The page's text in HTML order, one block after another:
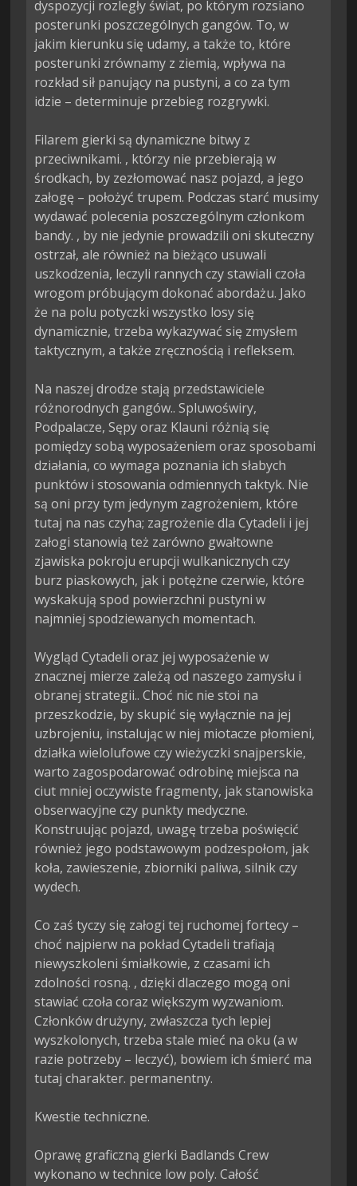
dyspozycji rozległy świat, po którym rozsiano
posterunki poszczególnych gangów. To, w
jakim kierunku się udamy, a także to, które
posterunki zrównamy z ziemią, wpływa na
rozkład sił panujący na pustyni, a co za tym
idzie – determinuje przebieg rozgrywki.
Filarem gierki są dynamiczne bitwy z
przeciwnikami. , którzy nie przebierają w
środkach, by zezłomować nasz pojazd, a jego
załogę – położyć trupem. Podczas starć musimy
wydawać polecenia poszczególnym członkom
bandy. , by nie jedynie prowadzili oni skuteczny
ostrzał, ale również na bieżąco usuwali
uszkodzenia, leczyli rannych czy stawiali czoła
wrogom próbującym dokonać abordażu. Jako
że na polu potyczki wszystko losy się
dynamicznie, trzeba wykazywać się zmysłem
taktycznym, a także zręcznością i refleksem.
Na naszej drodze stają przedstawiciele
różnorodnych gangów.. Spluwoświry,
Podpalacze, Sępy oraz Klauni różnią się
pomiędzy sobą wyposażeniem oraz sposobami
działania, co wymaga poznania ich słabych
punktów i stosowania odmiennych taktyk. Nie
są oni przy tym jedynym zagrożeniem, które
tutaj na nas czyha; zagrożenie dla Cytadeli i jej
załogi stanowią też zarówno gwałtowne
zjawiska pokroju erupcji wulkanicznych czy
burz piaskowych, jak i potężne czerwie, które
wyskakują spod powierzchni pustyni w
najmniej spodziewanych momentach.
Wygląd Cytadeli oraz jej wyposażenie w
znacznej mierze zależą od naszego zamysłu i
obranej strategii.. Choć nic nie stoi na
przeszkodzie, by skupić się wyłącznie na jej
uzbrojeniu, instalując w niej miotacze płomieni,
działka wielolufowe czy wieżyczki snajperskie,
warto zagospodarować odrobinę miejsca na
ciut mniej oczywiste fragmenty, jak stanowiska
obserwacyjne czy punkty medyczne.
Konstruując pojazd, uwagę trzeba poświęcić
również jego podstawowym podzespołom, jak
koła, zawieszenie, zbiorniki paliwa, silnik czy
wydech.
Co zaś tyczy się załogi tej ruchomej fortecy –
choć najpierw na pokład Cytadeli trafiają
niewyszkoleni śmiałkowie, z czasami ich
zdolności rosną. , dzięki dlaczego mogą oni
stawiać czoła coraz większym wyzwaniom.
Członków drużyny, zwłaszcza tych lepiej
wyszkolonych, trzeba stale mieć na oku (a w
razie potrzeby – leczyć), bowiem ich śmierć ma
tutaj charakter. permanentny.
Kwestie techniczne.
Oprawę graficzną gierki Badlands Crew
wykonano w technice low poly. Całość